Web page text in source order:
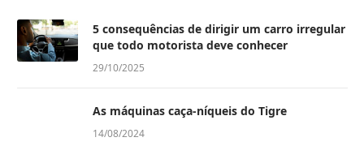
5 consequências de dirigir um carro irregular
que todo motorista deve conhecer
29/10/2025
As máquinas caça-níqueis do Tigre
14/08/2024